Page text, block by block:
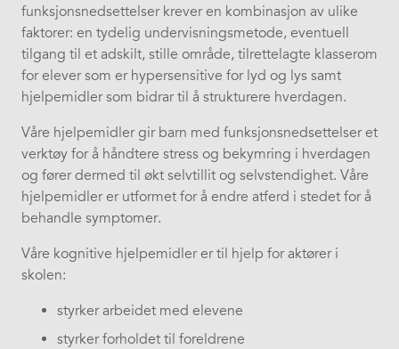
funksjonsnedsettelser krever en kombinasjon av ulike
faktorer: en tydelig undervisningsmetode, eventuell
tilgang til et adskilt, stille område, tilrettelagte klasserom
for elever som er hypersensitive for lyd og lys samt
hjelpemidler som bidrar til å strukturere hverdagen.
Våre hjelpemidler gir barn med funksjonsnedsettelser et
verktøy for å håndtere stress og bekymring i hverdagen
og fører dermed til økt selvtillit og selvstendighet. Våre
hjelpemidler er utformet for å endre atferd i stedet for å
behandle symptomer.
Våre kognitive hjelpemidler er til hjelp for aktører i
skolen:
styrker arbeidet med elevene
styrker forholdet til foreldrene